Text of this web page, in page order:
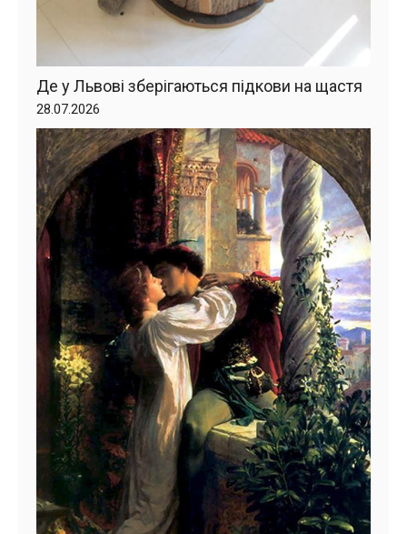
Де у Львові зберігаються підкови на щастя
28.07.2026